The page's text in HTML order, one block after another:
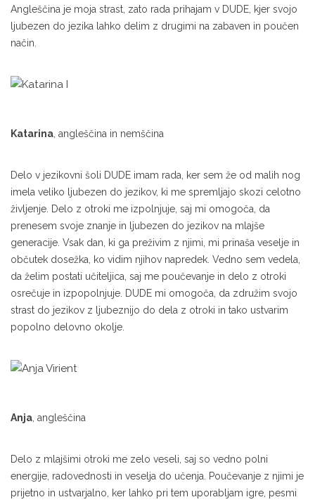
Angleščina je moja strast, zato rada prihajam v DUDE, kjer svojo
ljubezen do jezika lahko delim z drugimi na zabaven in poučen
način.
Katarina , angleščina in nemščina
Delo v jezikovni šoli DUDE imam rada, ker sem že od malih nog
imela veliko ljubezen do jezikov, ki me spremljajo skozi celotno
življenje. Delo z otroki me izpolnjuje, saj mi omogoča, da
prenesem svoje znanje in ljubezen do jezikov na mlajše
generacije. Vsak dan, ki ga preživim z njimi, mi prinaša veselje in
občutek dosežka, ko vidim njihov napredek. Vedno sem vedela,
da želim postati učiteljica, saj me poučevanje in delo z otroki
osrečuje in izpopolnjuje. DUDE mi omogoča, da združim svojo
strast do jezikov z ljubeznijo do dela z otroki in tako ustvarim
popolno delovno okolje.
Anja , angleščina
Delo z mlajšimi otroki me zelo veseli, saj so vedno polni
energije, radovednosti in veselja do učenja. Poučevanje z njimi je
prijetno in ustvarjalno, ker lahko pri tem uporabljam igre, pesmi